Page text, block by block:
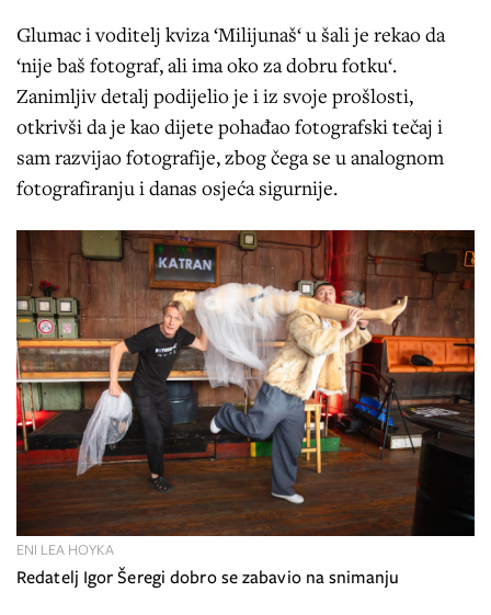
Glumac i voditelj kviza ‘Milijunaš‘ u šali je rekao da
‘nije baš fotograf, ali ima oko za dobru fotku‘.
Zanimljiv detalj podijelio je i iz svoje prošlosti,
otkrivši da je kao dijete pohađao fotografski tečaj i
sam razvijao fotografije, zbog čega se u analognom
fotografiranju i danas osjeća sigurnije.
Redatelj Igor Šeregi dobro se zabavio na snimanju
ENI LEA HOYKA